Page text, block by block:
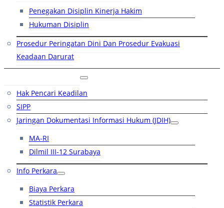
Penegakan Disiplin Kinerja Hakim
Hukuman Disiplin
Prosedur Peringatan Dini Dan Prosedur Evakuasi
Keadaan Darurat
Hak Pencari Keadilan
SIPP
Jaringan Dokumentasi Informasi Hukum (JDIH)
MA-RI
Dilmil III-12 Surabaya
Info Perkara
Biaya Perkara
Statistik Perkara